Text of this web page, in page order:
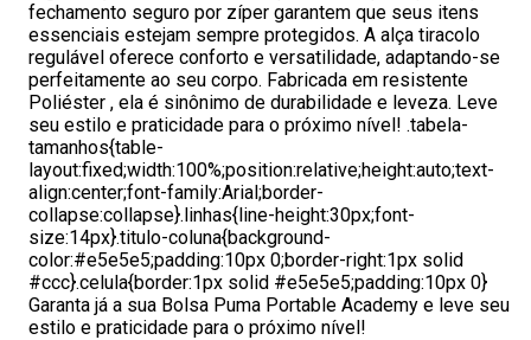
fechamento seguro por zíper garantem que seus itens
essenciais estejam sempre protegidos. A alça tiracolo
regulável oferece conforto e versatilidade, adaptando-se
perfeitamente ao seu corpo. Fabricada em resistente
Poliéster , ela é sinônimo de durabilidade e leveza. Leve
seu estilo e praticidade para o próximo nível! .tabela-
tamanhos{table-
layout:fixed;width:100%;position:relative;height:auto;text-
align:center;font-family:Arial;border-
collapse:collapse}.linhas{line-height:30px;font-
size:14px}.titulo-coluna{background-
color:#e5e5e5;padding:10px 0;border-right:1px solid
#ccc}.celula{border:1px solid #e5e5e5;padding:10px 0}
Garanta já a sua Bolsa Puma Portable Academy e leve seu
estilo e praticidade para o próximo nível!